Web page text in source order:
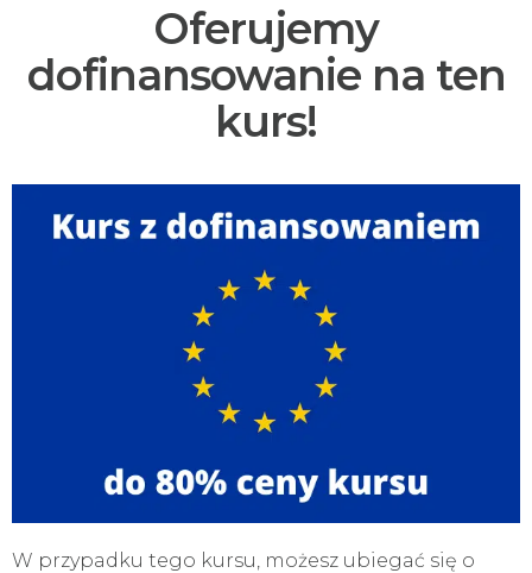
Oferujemy
dofinansowanie na ten
kurs!
W przypadku tego kursu, możesz ubiegać się o